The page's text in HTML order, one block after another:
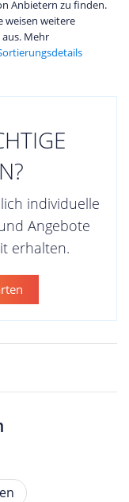
Anbietern zu finden.
weisen weitere
Mehr
individuelle
Angebote
erhalten.